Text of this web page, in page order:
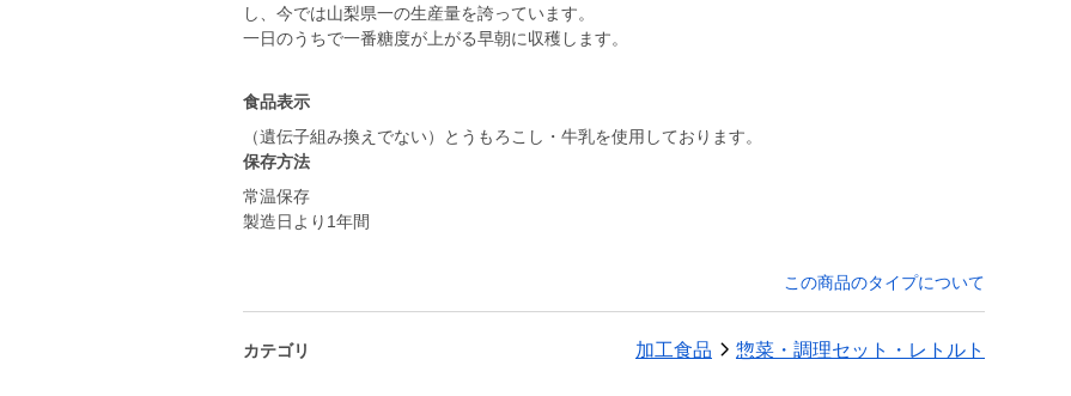
し、今では山梨県一の生産量を誇っています。
一日のうちで一番糖度が上がる早朝に収穫します。
食品表示
（遺伝子組み換えでない）とうもろこし・牛乳を使用しております。
保存方法
常温保存
この商品のタイプについて
カテゴリ 加工食品 惣菜・調理セット・レトルト